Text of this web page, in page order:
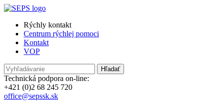
Rýchly kontakt
Centrum rýchlej pomoci
Kontakt
VOP
Technická podpora on-line:
+421 (0)2 68 245 720
office@sepssk.sk